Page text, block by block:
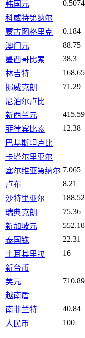
韩国元 0.5074
科威特第纳尔
蒙古图格里克
0.184
澳门元
88.75
墨西哥比索
38.3
林吉特
168.65
挪威克朗
71.29
尼泊尔卢比
新西兰元
415.59
菲律宾比索
12.38
巴基斯坦卢比
卡塔尔里亚尔
塞尔维亚第纳尔 7.065
卢布
8.21
沙特里亚尔
188.52
瑞典克朗
75.36
新加坡元
552.18
泰国铢
22.31
土耳其里拉
16
新台币
美元
710.89
越南盾
南非兰特
40.84
人民币
100